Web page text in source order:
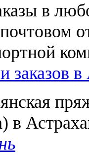
в
заказов в
в